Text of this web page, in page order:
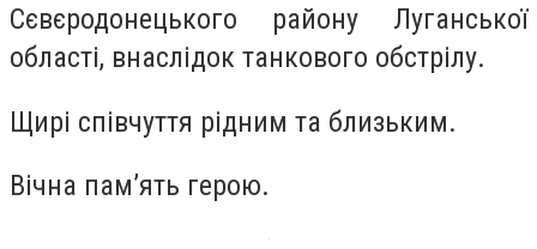
Сєвєродонецького району Луганської
області, внаслідок танкового обстрілу.
Щирі співчуття рідним та близьким.
Вічна пам’ять герою.